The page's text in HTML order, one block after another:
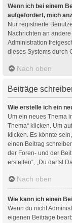
Wenn ich bei einem
aufgefordert, mich
Nur registrierte
Nachrichten an
Administration
dieses Systems durch
Nach oben
Beiträge
Wie erstelle ich ein
Um ein neues Thema
Thema“ klicken. Um
klicken. Es könnte
einen Beitrag
der Foren- und der
erstellen“, „Du darfst
Nach oben
Wie kann ich einen
Wenn du nicht
eigenen Beiträge